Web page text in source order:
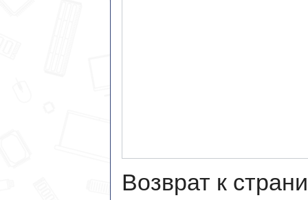
Возврат к